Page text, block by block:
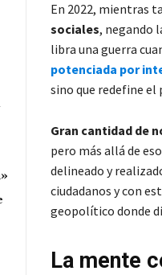
En 2022, mientras
sociales, negando
libra una guerra
potenciada por
sino que redefine el
Gran cantidad de
pero más allá de
delineado y
ciudadanos y con
geopolítico donde
La mente